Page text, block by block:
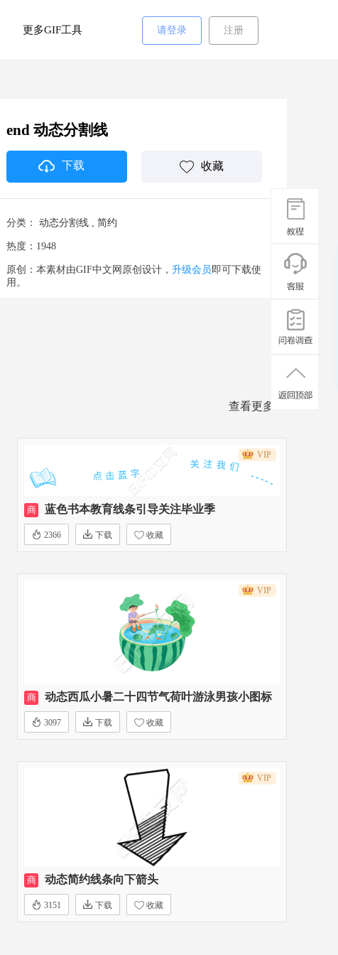
更多GIF工具 请登录 注册
end 动态分割线
下载 收藏
分类： 动态分割线 , 简约
热度：1948
原创：本素材由GIF中文网原创设计， 升级会员即可下载使
用。
查看更多>>
VIP
商 蓝色书本教育线条引导关注毕业季
2366 下载 收藏
VIP
商 动态西瓜小暑二十四节气荷叶游泳男孩小图标
3097 下载 收藏
VIP
商 动态简约线条向下箭头
3151 下载 收藏